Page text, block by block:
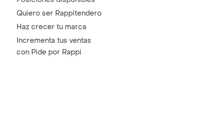
Quiero ser Rappitendero
Haz crecer tu marca
Incrementa tus ventas
con Pide por Rappi